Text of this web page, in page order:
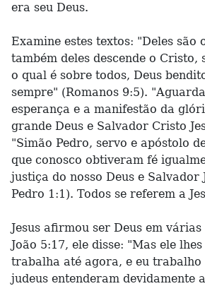
era seu Deus.
Examine estes textos: "Deles são
também deles descende o Cristo,
o qual é sobre todos, Deus
sempre" (Romanos 9:5).
esperança e a manifestão da
grande Deus e Salvador Cristo
"Simão Pedro, servo e apóstolo
que conosco obtiveram fé
justiça do nosso Deus e Salvador
Pedro 1:1). Todos se referem a
Jesus afirmou ser Deus em
João 5:17, ele disse: "Mas ele
trabalha até agora, e eu trabalho
judeus entenderam devidamente